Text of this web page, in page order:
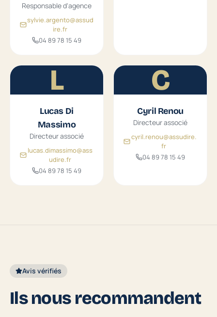
Responsable d'agence
sylvie.argento@assud
ire.fr
04 89 78 15 49
L
Lucas Di
Massimo
Directeur associé
lucas.dimassimo@ass
udire.fr
04 89 78 15 49
C
Cyril Renou
Directeur associé
cyril.renou@assudire.
fr
04 89 78 15 49
Avis vérifiés
Ils nous recommandent